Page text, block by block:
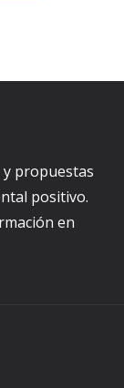
propuestas
positivo.
en